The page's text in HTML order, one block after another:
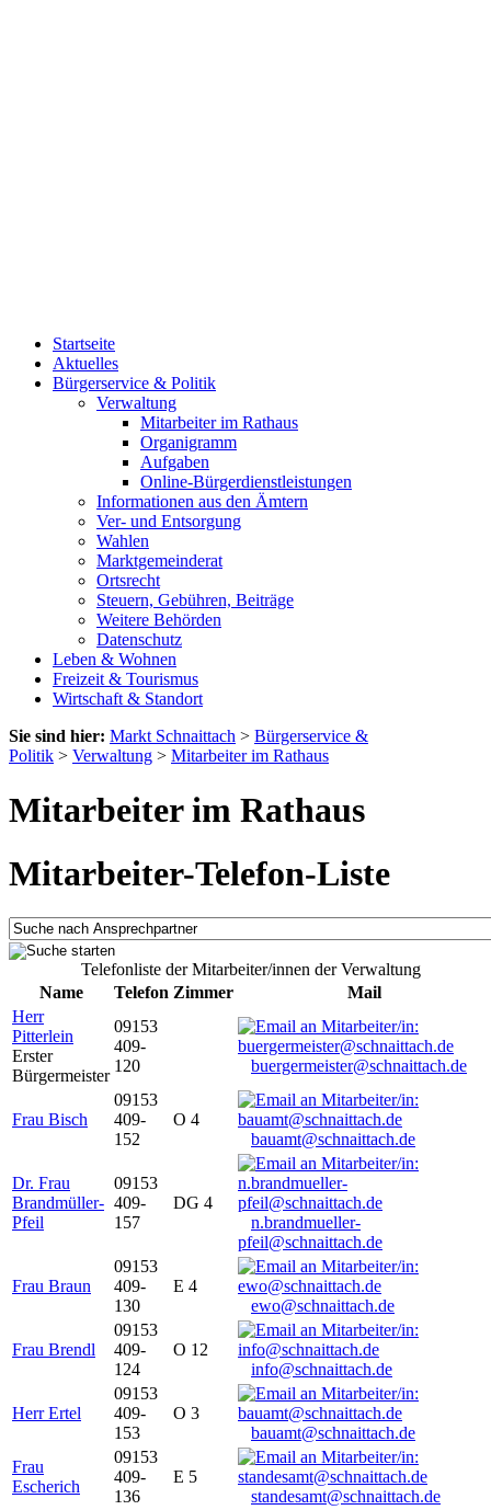
Startseite
Aktuelles
Bürgerservice & Politik
Verwaltung
Mitarbeiter im Rathaus
Organigramm
Aufgaben
Online-Bürgerdienstleistungen
Informationen aus den Ämtern
Ver- und Entsorgung
Wahlen
Marktgemeinderat
Ortsrecht
Steuern, Gebühren, Beiträge
Weitere Behörden
Datenschutz
Leben & Wohnen
Freizeit & Tourismus
Wirtschaft & Standort
Sie sind hier: Markt Schnaittach > Bürgerservice &
Politik > Verwaltung > Mitarbeiter im Rathaus
Mitarbeiter im Rathaus
Mitarbeiter-Telefon-Liste
Telefonliste der Mitarbeiter/innen der Verwaltung
Name
Telefon Zimmer
Mail
Herr
Pitterlein
Erster
Bürgermeister
09153
409-
120
buergermeister@schnaittach.de
Frau Bisch
09153
409-
152
O 4
bauamt@schnaittach.de
Dr. Frau
Brandmüller-
Pfeil
09153
409-
157
DG 4
n.brandmueller-
pfeil@schnaittach.de
Frau Braun
09153
409-
130
E 4
ewo@schnaittach.de
Frau Brendl
09153
409-
124
O 12
info@schnaittach.de
Herr Ertel
09153
409-
153
O 3
bauamt@schnaittach.de
Frau
Escherich
09153
409-
136
E 5
standesamt@schnaittach.de